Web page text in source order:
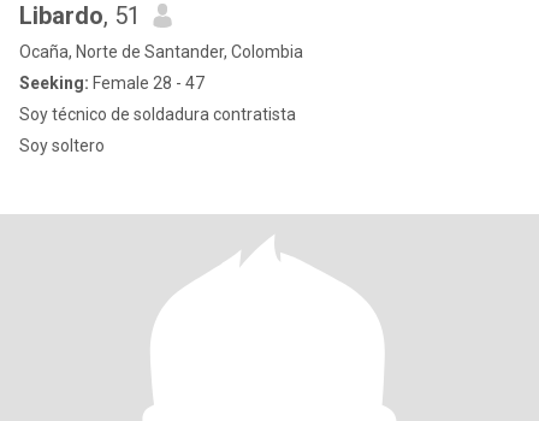
Libardo, 51
Ocaña, Norte de Santander, Colombia
Seeking: Female 28 - 47
Soy técnico de soldadura contratista
Soy soltero